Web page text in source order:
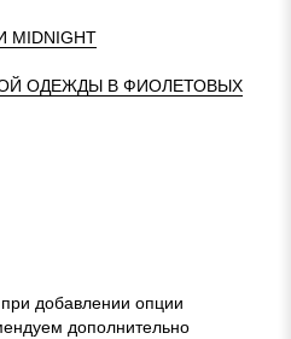
ОДЕЖДЫ В ФИОЛЕТОВЫХ
добавлении опции
дополнительно